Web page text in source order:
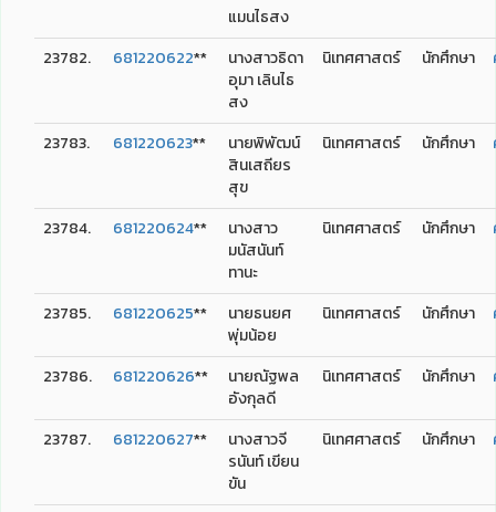
แมนไธสง
23782.
681220622**
นางสาวธิดา
อุมา เลินไธ
สง
นิเทศศาสตร์ นักศึกษา
23783. 681220623**
นายพิพัฒน์
สินเสถียร
สุข
นิเทศศาสตร์ นักศึกษา
23784. 681220624**
นางสาว
มนัสนันท์
ทานะ
นิเทศศาสตร์ นักศึกษา
23785. 681220625**
นายธนยศ
พุ่มน้อย
นิเทศศาสตร์ นักศึกษา
23786. 681220626**
นายณัฐพล
อังกุลดี
นิเทศศาสตร์ นักศึกษา
23787. 681220627**
นางสาวจี
รนันท์ เขียน
ขัน
นิเทศศาสตร์ นักศึกษา